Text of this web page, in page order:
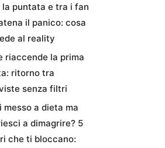
la puntata e tra i fan
il panico: cosa
al reality
riaccende la prima
ritorno tra
senza filtri
messo a dieta ma
a dimagrire? 5
che ti bloccano: